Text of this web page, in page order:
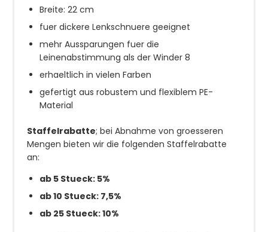
Breite: 22 cm
fuer dickere Lenkschnuere geeignet
mehr Aussparungen fuer die
Leinenabstimmung als der Winder 8
erhaeltlich in vielen Farben
gefertigt aus robustem und flexiblem PE-
Material
Staffelrabatte; bei Abnahme von groesseren
Mengen bieten wir die folgenden Staffelrabatte
an:
ab 5 Stueck: 5%
ab 10 Stueck: 7,5%
ab 25 Stueck: 10%